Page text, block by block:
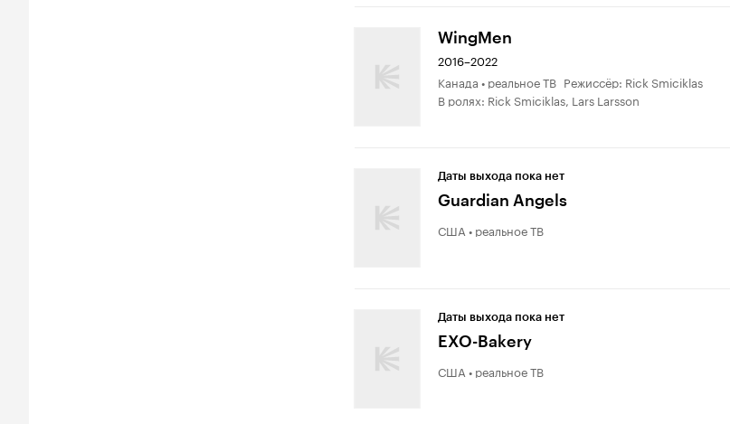
WingMen
2016–2022
Канада • реальное ТВ Режиссёр: Rick Smiciklas
В ролях: Rick Smiciklas, Lars Larsson
Даты выхода пока нет
Guardian Angels
США • реальное ТВ
Даты выхода пока нет
EXO-Bakery
США • реальное ТВ